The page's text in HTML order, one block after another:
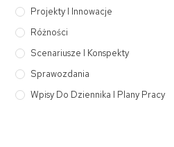
Projekty I Innowacje
Różności
Scenariusze I Konspekty
Sprawozdania
Wpisy Do Dziennika I Plany Pracy